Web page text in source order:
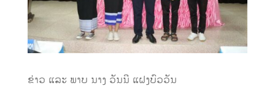
ຂ່າວ ແລະ ພາບ ນາງ ວັນນີ ແຝງບົວວັນ